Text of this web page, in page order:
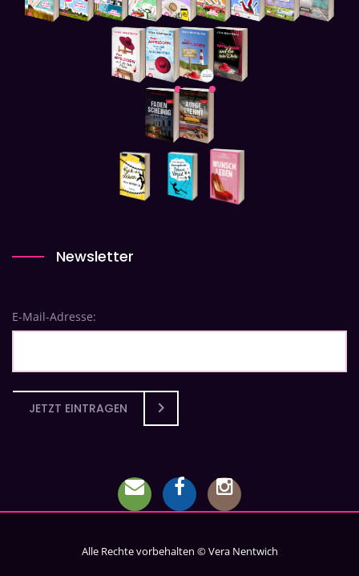
Newsletter
E-Mail-Adresse:
JETZT EINTRAGEN
Alle Rechte vorbehalten © Vera Nentwich